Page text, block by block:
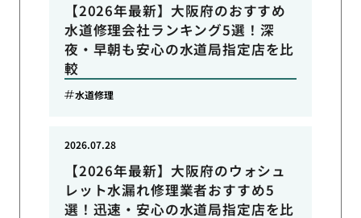
【2026年最新】大阪府のおすすめ
水道修理会社ランキング5選！深
夜・早朝も安心の水道局指定店を比
較
水道修理
【2026年最新】大阪府のウォシュ
レット水漏れ修理業者おすすめ5
選！迅速・安心の水道局指定店を比
2026.07.28